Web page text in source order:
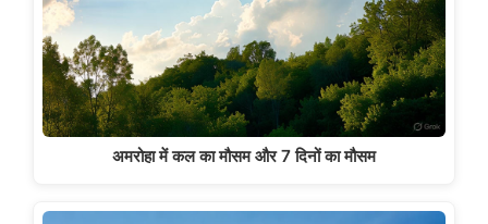
अमरोहा में कल का मौसम और 7 दिनों का मौसम